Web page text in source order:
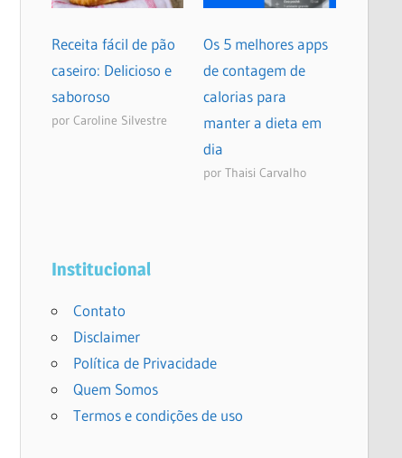
Receita fácil de pão
caseiro: Delicioso e
saboroso
por Caroline Silvestre
Os 5 melhores apps
de contagem de
calorias para
manter a dieta em
dia
por Thaisi Carvalho
Institucional
Contato
Disclaimer
Política de Privacidade
Quem Somos
Termos e condições de uso